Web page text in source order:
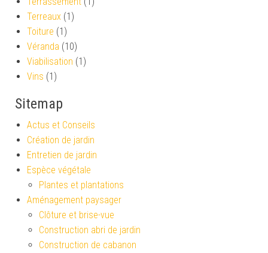
Terreaux (1)
Toiture (1)
Véranda (10)
Viabilisation (1)
Vins (1)
Sitemap
Actus et Conseils
Création de jardin
Entretien de jardin
Espèce végétale
Plantes et plantations
Aménagement paysager
Clôture et brise-vue
Construction abri de jardin
Construction de cabanon